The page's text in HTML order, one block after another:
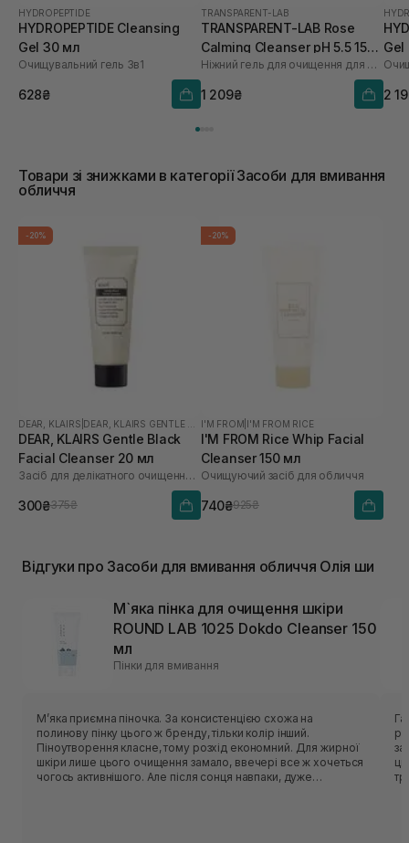
HYDROPEPTIDE
HYDROPEPTIDE Cleansing
Gel 30 мл
Очищувальний гель 3в1
628₴
TRANSPARENT-LAB
TRANSPARENT-LAB Rose
Calming Cleanser pH 5.5 150
мл
Ніжний гель для очищення для обличчя
1 209₴
Gel
2
Товари зі знижками в категорії Засоби для вмивання
обличчя
-20%
DEAR, KLAIRS
DEAR, KLAIRS Gentle Black
Facial Cleanser 20 мл
Засіб для делікатного очищення обличчя
300₴375₴
-20%
I'M FROM I'M FROM RICE
I'M FROM Rice Whip Facial
Cleanser 150 мл
Очищуючий засіб для обличчя
740₴925₴
Відгуки про Засоби для вмивання обличчя Олія ши
М`яка пінка для очищення шкіри
ROUND LAB 1025 Dokdo Cleanser 150
мл
Пінки для вмивання
Мʼяка приємна піночка. За консистенцією схожа на
полинову пінку цього ж бренду, тільки колір інший.
Піноутворення класне, тому розхід економний. Для жирної
шкіри лише цього очищення замало, ввечері все ж хочеться
чогось активнішого. Але після сонця навпаки, дуже
засобу. Аромат
тригерить. У